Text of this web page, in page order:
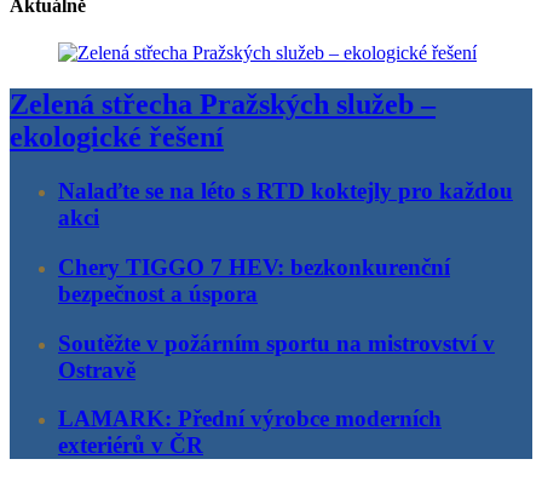
Aktuálně
Zelená střecha Pražských služeb –
ekologické řešení
Nalaďte se na léto s RTD koktejly pro každou
akci
Chery TIGGO 7 HEV: bezkonkurenční
bezpečnost a úspora
Soutěžte v požárním sportu na mistrovství v
Ostravě
LAMARK: Přední výrobce moderních
exteriérů v ČR